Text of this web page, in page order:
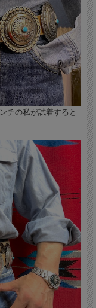
トライバル・インディア
賞した逸品です。
チの私が試着すると